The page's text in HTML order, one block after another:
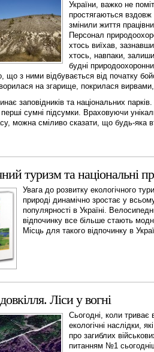
України, важко не
простягаються вздовж
змінили життя
Персонал
хтось виїхав,
хтось, навпаки,
будні
що з ними відбувається від початку
на згарище, покрилася
заповідників та національних
сумні підсумки. Враховуючи
можна сміливо сказати, що будь-яка
туризм та національні
Увага до розвитку екологічного
природі динамічно зростає у
популярності в Україні.
відпочинку все більше стають
Місць для такого відпочинку в
Ліси у вогні
Сьогодні, коли триває
екологічні наслідки,
про загиблих
питанням №1